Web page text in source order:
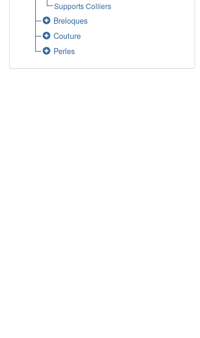
Supports Colliers
Breloques
Couture
Perles